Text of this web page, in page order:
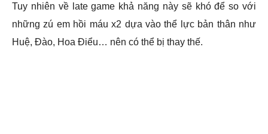
Tuy nhiên về late game khả năng này sẽ khó để so với
những zú em hồi máu x2 dựa vào thể lực bản thân như
Huệ, Đào, Hoa Điểu… nên có thể bị thay thế.